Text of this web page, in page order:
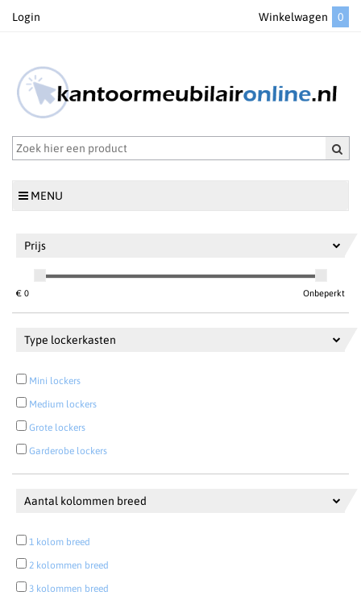
Login Winkelwagen 0
MENU
Prijs
€ 0 Onbeperkt
Type lockerkasten
Mini lockers
Medium lockers
Grote lockers
Garderobe lockers
Aantal kolommen breed
1 kolom breed
2 kolommen breed
3 kolommen breed